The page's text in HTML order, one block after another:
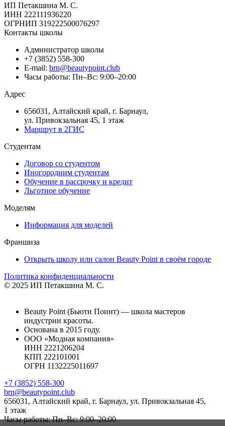
ИП Петакшина М. С.
ИНН 222111936220
ОГРНИП 319222500076297
Контакты школы
Администратор школы
+7 (3852) 558-300
E-mail: brn@beautypoint.club
Часы работы: Пн–Вс: 9:00–20:00
Адрес
656031, Алтайский край, г. Барнаул,
ул. Привокзальная 45, 1 этаж
Маршрут в 2ГИС
Студентам
Договор со студентом
Иногородним студентам
Обучение в рассрочку и кредит
Льготное обучение
Моделям
Информация для моделей
Франшиза
Открыть школу или салон Beauty Point в своём городе
Политика конфиденциальности
© 2025 ИП Петакшина М. С.
Beauty Point (Бьюти Поинт) — школа мастеров
индустрии красоты.
Основана в 2015 году.
ООО «Модная компания»
ИНН 2221206204
КПП 222101001
ОГРН 1132225011697
+7 (3852) 558-300
brn@beautypoint.club
656031, Алтайский край, г. Барнаул, ул. Привокзальная 45,
1 этаж
Часы работы: Пн–Вс: 9:00–20:00